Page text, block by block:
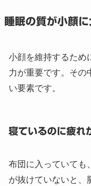
睡眠の質が小顔
小顔を維持するため
力が重要です。その
い要素です。
寝ているのに疲れ
布団に入っていても
が抜けていないと、